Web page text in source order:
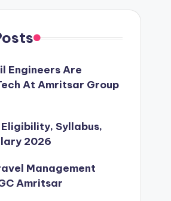
Engineers Are
At Amritsar Group
Eligibility, Syllabus,
2026
Management
Amritsar